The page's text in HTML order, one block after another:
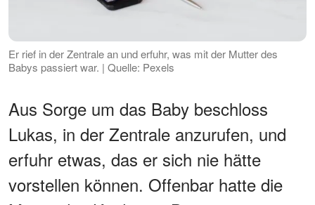
Er rief in der Zentrale an und erfuhr, was mit der Mutter des
Babys passiert war. | Quelle: Pexels
Aus Sorge um das Baby beschloss
Lukas, in der Zentrale anzurufen, und
erfuhr etwas, das er sich nie hätte
vorstellen können. Offenbar hatte die